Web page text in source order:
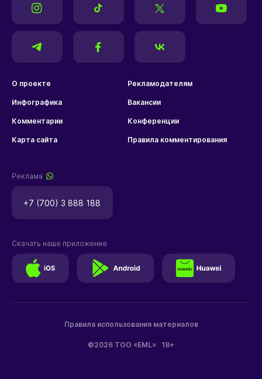
О проекте Рекламодателям
Инфографика Вакансии
Комментарии Конференции
Карта сайта Правила комментирования
Реклама
+7 (700) 3 888 188
©2026 ТОО «EML» 18+
Правила использования материалов
Скачать наше приложение